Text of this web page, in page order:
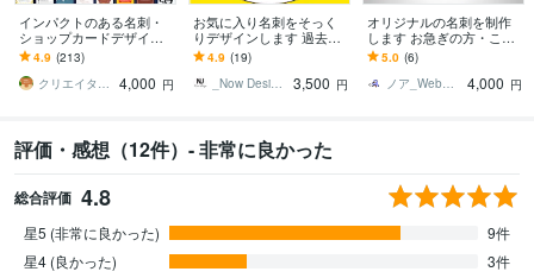
インパクトのある名刺・
ショップカードデザイン
します オプションで印
刷・郵送まで！Canva納
品無料だから編集可◎
4.9 (213)
クリエイターズアパートメントチーム
4,000 円
お気に入り名刺をそっく
りデザインします 過去の
名刺や手書きなど印刷対
応可能データに変えます
4.9 (19)
_Now Design_
3,500 円
オリジナルの名刺を制作
します お急ぎの方・こだ
わりたい方お任せくださ
い！
5.0 (6)
ノア_Webデザイナー
4,000 円
評価・感想（12件）- 非常に良かった
総合評価 4.8
星5 (非常に良かった)
9件
星4 (良かった)
3件